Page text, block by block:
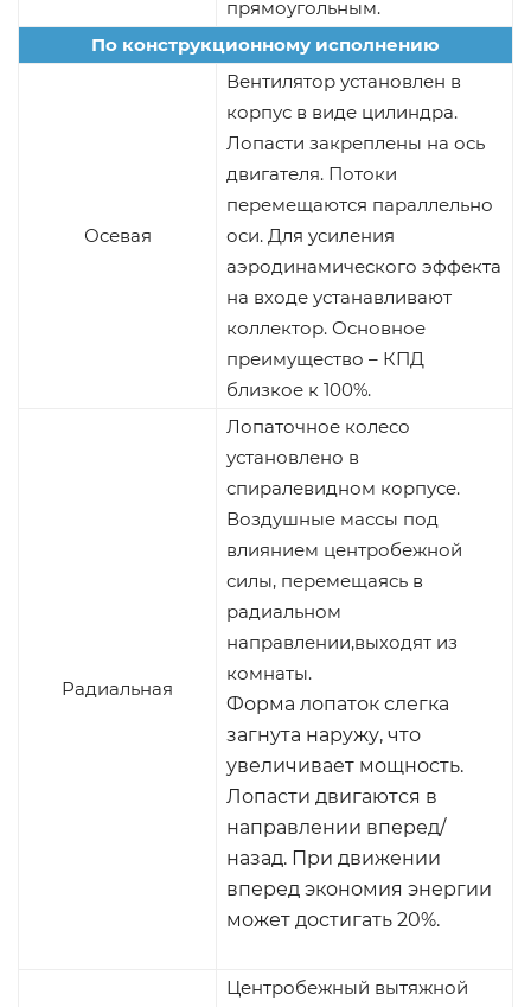
прямоугольным.
По конструкционному исполнению
Осевая
Вентилятор установлен в
корпус в виде цилиндра.
Лопасти закреплены на ось
двигателя. Потоки
перемещаются параллельно
оси. Для усиления
аэродинамического эффекта
на входе устанавливают
коллектор. Основное
преимущество – КПД
близкое к 100%.
Радиальная
Лопаточное колесо
установлено в
спиралевидном корпусе.
Воздушные массы под
влиянием центробежной
силы, перемещаясь в
радиальном
направлении,выходят из
комнаты.
Форма лопаток слегка
загнута наружу, что
увеличивает мощность.
Лопасти двигаются в
направлении вперед/
назад. При движении
вперед экономия энергии
может достигать 20%.
Центробежный вытяжной